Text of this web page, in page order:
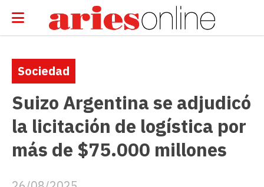
Suizo Argentina se adjudicó
la licitación de logística por
más de $75.000 millones
Sociedad